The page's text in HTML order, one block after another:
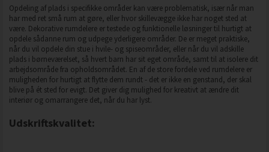
Opdeling af plads i specifikke områder kan være problematisk, især når man
har med ret små rum at gøre, eller hvor skillevægge ikke har noget sted at
være. Dekorative rumdelere er testede og funktionelle løsninger til hurtigt at
opdele sådanne rum og udpege yderligere områder. De er meget praktiske,
når du vil opdele din stue i hvile- og spiseområder, eller når du vil adskille
plads i børneværelset, så hvert barn har sit eget område, samt til at isolere dit
arbejdsområde fra opholdsområdet. En af de store fordele ved rumdelere er
muligheden for hurtigt at flytte dem rundt - det er ikke en genstand, der skal
blive på ét sted for evigt. Det giver dig mulighed for kreativt at ændre dit
interiør og omarrangere det, når du har lyst.
Udskriftskvalitet: